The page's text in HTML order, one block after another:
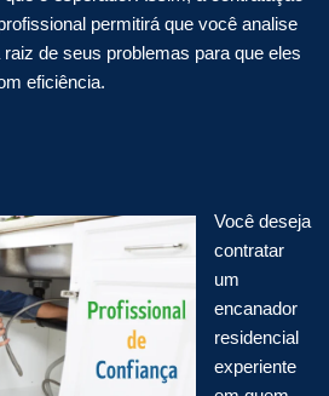
permitirá que você analise
de seus problemas para que eles
eficiência.
Você deseja
contratar
um
encanador
residencial
experiente